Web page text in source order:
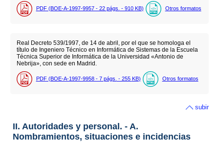
PDF (BOE-A-1997-9957 - 22 págs. - 910 KB) Otros formatos
Real Decreto 539/1997, de 14 de abril, por el que se homologa el
título de Ingeniero Técnico en Informática de Sistemas de la Escuela
Técnica Superior de Informática de la Universidad «Antonio de
Nebrija», con sede en Madrid.
PDF (BOE-A-1997-9958 - 7 págs. - 255 KB) Otros formatos
subir
II. Autoridades y personal. - A.
Nombramientos, situaciones e incidencias